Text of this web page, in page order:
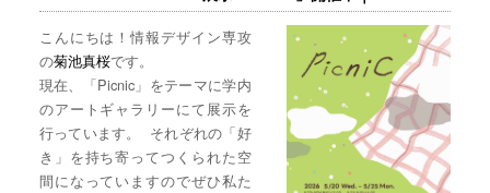
こんにちは！情報デザイン専攻
の菊池真桜です。
現在、「Picnic」をテーマに学内
のアートギャラリーにて展示を
行っています。 それぞれの「好
き」を持ち寄ってつくられた空
間になっていますのでぜひ私た